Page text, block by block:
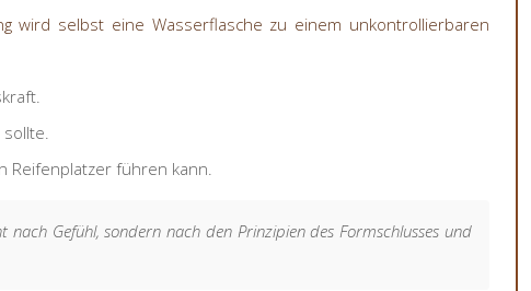
wird selbst eine Wasserflasche zu einem unkontrollierbaren
Reifenplatzer führen kann.
Gefühl, sondern nach den Prinzipien des Formschlusses und